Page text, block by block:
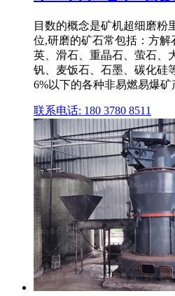
目数的概念是矿机超细磨粉
位,研磨的矿石常包括：方
英、滑石、重晶石、萤石、
钒、麦饭石、石墨、碳化硅
6%以下的各种非易燃易爆矿
联系电话: 180 3780 8511